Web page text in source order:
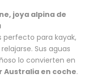
joya alpina de
perfecto para kayak,
Sus aguas
lo convierten en
Australia en coche.